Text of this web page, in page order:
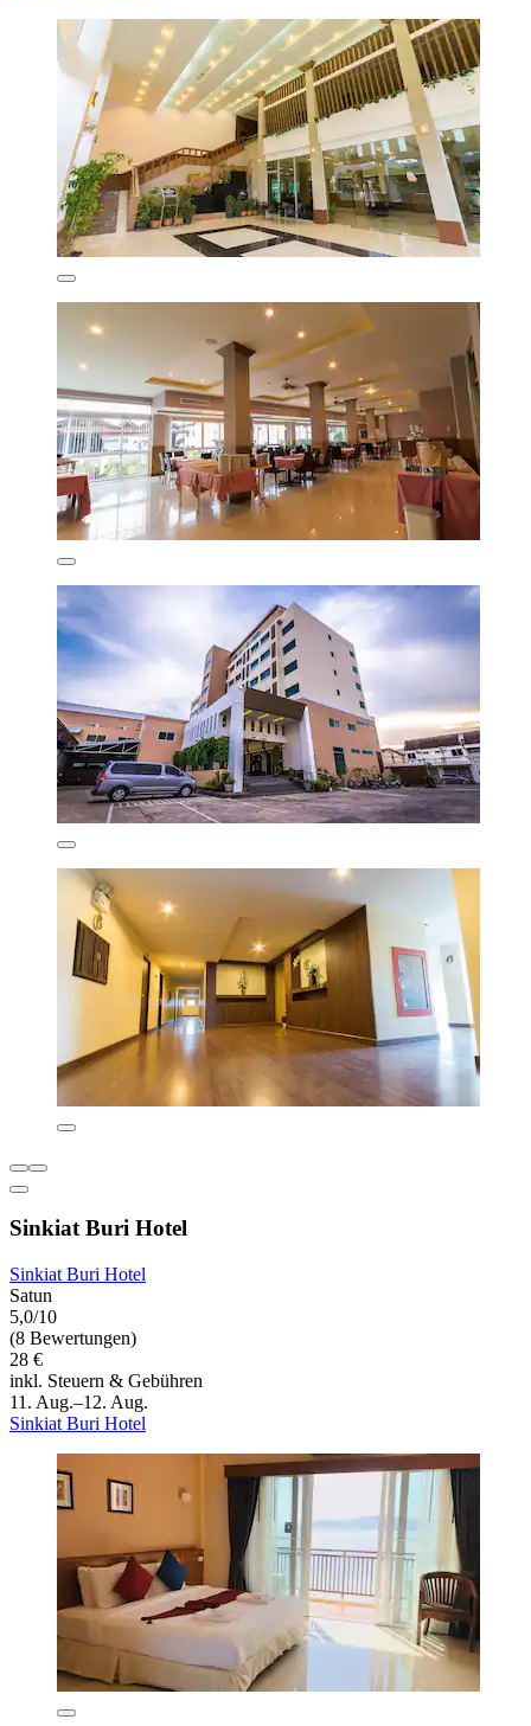
Sinkiat Buri Hotel
Sinkiat Buri Hotel
Satun
5,0/10
(8 Bewertungen)
28 €
inkl. Steuern & Gebühren
11. Aug.–12. Aug.
Sinkiat Buri Hotel